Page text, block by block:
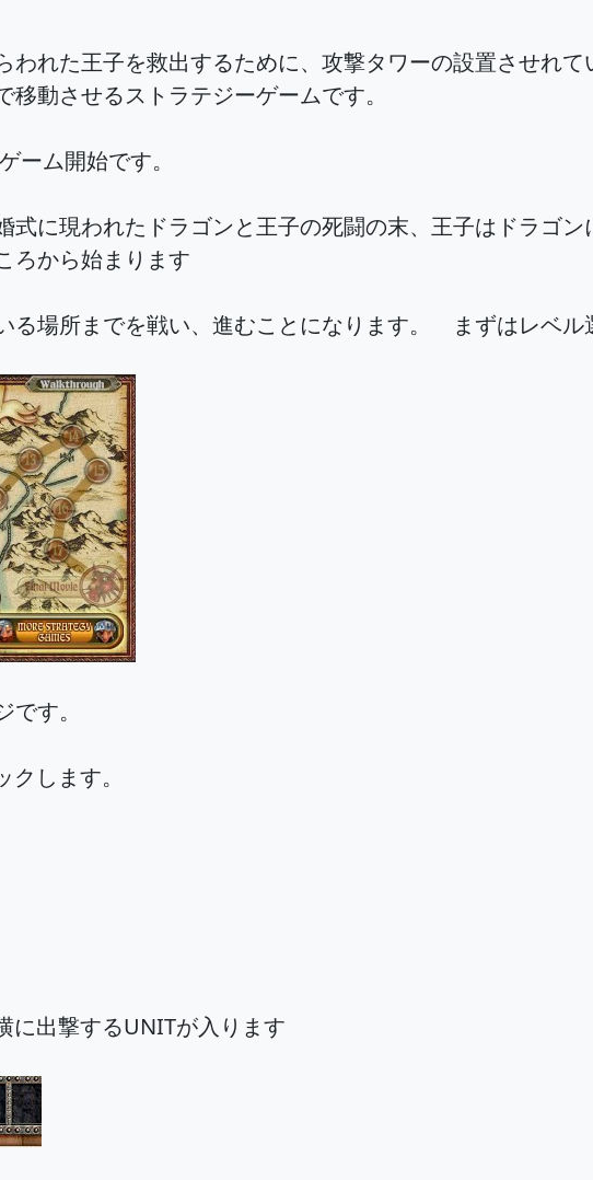
われた王子を救出するために、攻撃タワーの設置させれ
動させるストラテジーゲームです。
ーム開始です。
式に現われたドラゴンと王子の死闘の末、王子はドラゴ
ろから始まります
る場所までを戦い、進むことになります。 まずはレベル
す。
します。
に出撃するUNITが入ります